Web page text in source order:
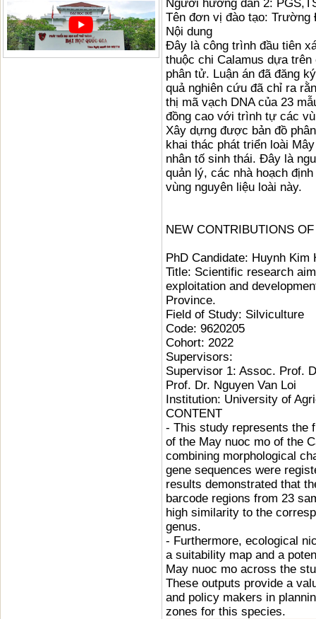
Người hướng dẫn 2:
Tên đơn vị đào tạo:
Nội dung
Đây là công trình đầu tiên
thuộc chi Calamus dựa
phân tử. Luận án đã đăng
quả nghiên cứu đã chỉ ra
thị mã vạch DNA của 23
đồng cao với trình tự các
Xây dựng được bản đồ
khai thác phát triển loài
nhân tố sinh thái. Đây là
quản lý, các nhà hoạch
vùng nguyên liệu loài này.
NEW CONTRIBUTIONS
PhD Candidate: Huynh Kim
Title: Scientific research
exploitation and
Province.
Field of Study: Silviculture
Code: 9620205
Cohort: 2022
Supervisors:
Supervisor 1: Assoc. Prof.
Prof. Dr. Nguyen Van Loi
Institution: University of
CONTENT
- This study represents the
of the May nuoc mo of the
combining morphological
gene sequences were
results demonstrated that
barcode regions from 23
high similarity to the
genus.
- Furthermore, ecological
a suitability map and a
May nuoc mo across the
These outputs provide a
and policy makers in
zones for this species.